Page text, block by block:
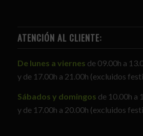
ATENCIÓN AL CLIENTE:
De lunes a viernes de 09.00h a
y de 17.00h a 21.00h (excluidos
Sábados y domingos de 10.00h a
y de 17.00h a 20.00h (excluidos